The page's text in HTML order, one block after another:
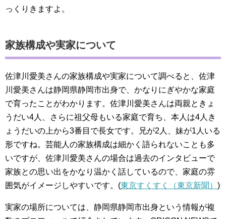
っくりきますよ。
家族構成や実家について
佐津川愛美さんの家族構成や実家について調べると、佐津
川愛美さんは静岡県静岡市出身で、かなりにぎやかな家庭
で育ったことがわかります。佐津川愛美さんは両親ときょ
うだい4人、さらに祖父母もいる家庭で育ち、本人は4人き
ょうだいの上から3番目で長女です。兄が2人、妹が1人いる
形ですね。芸能人の家族構成は細かく語られないことも多
いですが、佐津川愛美さんの場合は過去のインタビューで
家族との思い出をかなり温かく話しているので、家庭の雰
囲気がイメージしやすいです。(東京すくすく（東京新聞） )
実家の場所については、静岡県静岡市出身という情報が複